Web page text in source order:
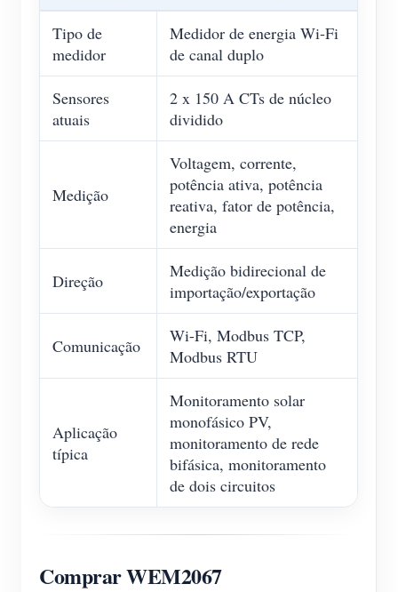
Tipo de
medidor
Medidor de energia Wi-Fi
de canal duplo
Sensores
atuais
2 x 150 A CTs de núcleo
dividido
Medição
Voltagem, corrente,
potência ativa, potência
reativa, fator de potência,
energia
Direção
Medição bidirecional de
importação/exportação
Comunicação
Wi-Fi, Modbus TCP,
Modbus RTU
Aplicação
típica
Monitoramento solar
monofásico PV,
monitoramento de rede
bifásica, monitoramento
de dois circuitos
Comprar WEM2067